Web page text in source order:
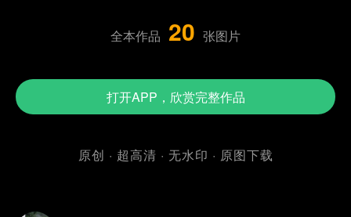
全本作品 20 张图片
打开APP，欣赏完整作品
原创 · 超高清 · 无水印 · 原图下载